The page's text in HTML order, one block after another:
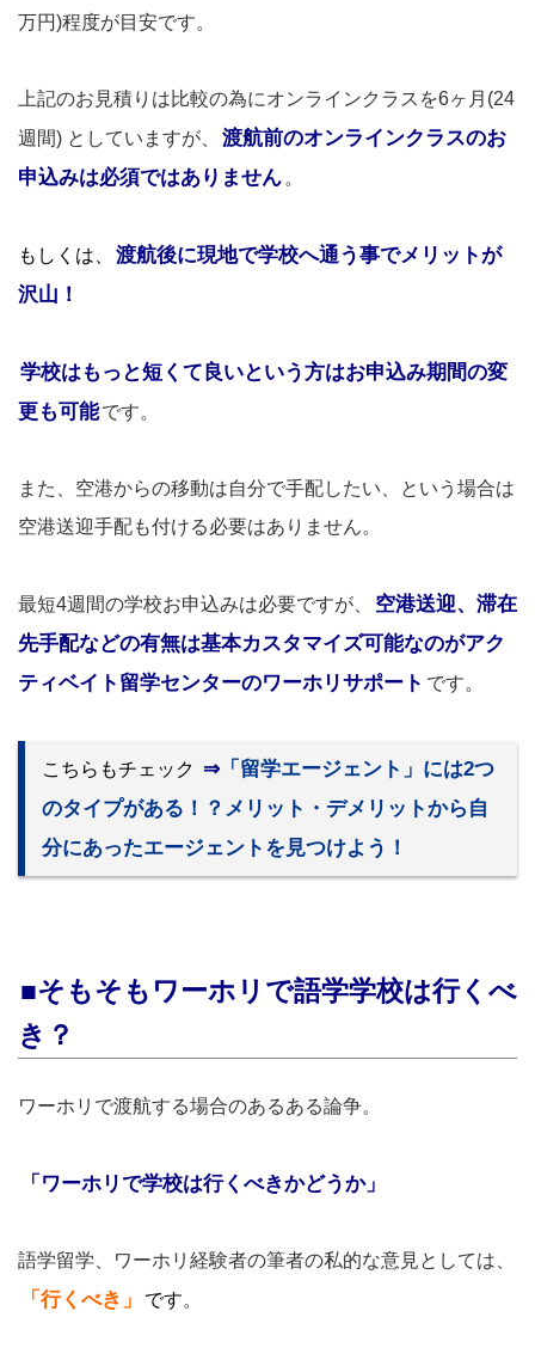
万円)程度が目安です。
上記のお見積りは比較の為にオンラインクラスを6ヶ月(24
週間) としていますが、
渡航前のオンラインクラスのお
申込みは必須ではありません 。
もしくは、
渡航後に現地で学校へ通う事でメリットが
沢山！
学校はもっと短くて良いという方はお申込み期間の変
更も可能です。
また、空港からの移動は自分で手配したい、という場合は
空港送迎手配も付ける必要はありません。
最短4週間の学校お申込みは必要ですが、
空港送迎、滞在
先手配などの有無は基本カスタマイズ可能なのがアク
ティベイト留学センターのワーホリサポート です。
こちらもチェック ⇒「留学エージェント」には2つ
のタイプがある！？メリット・デメリットから自
分にあったエージェントを見つけよう！
■そもそもワーホリで語学学校は行くべ
き？
ワーホリで渡航する場合のあるある論争。
「ワーホリで学校は行くべきかどうか」
語学留学、ワーホリ経験者の筆者の私的な意見としては、
「行くべき」 です。